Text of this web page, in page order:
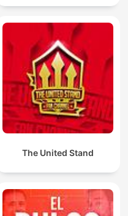
The United Stand